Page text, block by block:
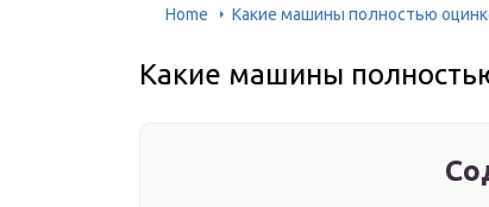
Home Какие машины полностью
Какие машины